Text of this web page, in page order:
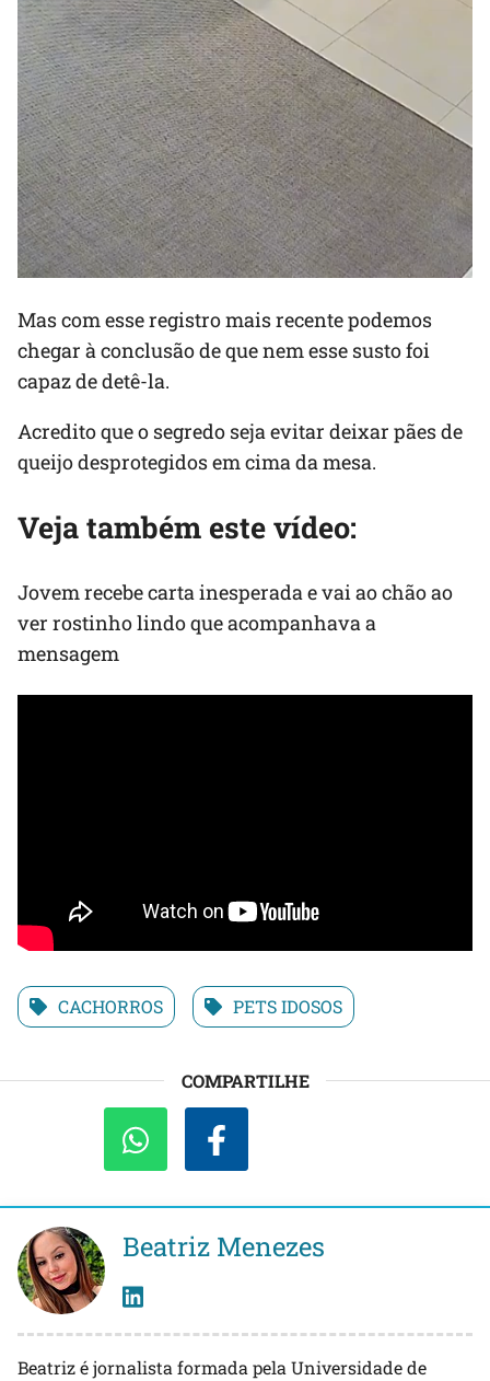
Mas com esse registro mais recente podemos
chegar à conclusão de que nem esse susto foi
capaz de detê-la.
Acredito que o segredo seja evitar deixar pães de
queijo desprotegidos em cima da mesa.
Veja também este vídeo:
Jovem recebe carta inesperada e vai ao chão ao
ver rostinho lindo que acompanhava a
mensagem
CACHORROS PETS IDOSOS
COMPARTILHE
Beatriz Menezes
Beatriz é jornalista formada pela Universidade de